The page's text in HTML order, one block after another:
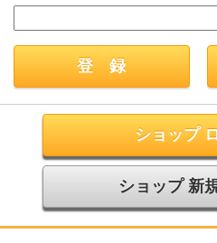
ショップ
ショップ 新